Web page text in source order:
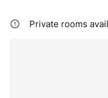
Private rooms